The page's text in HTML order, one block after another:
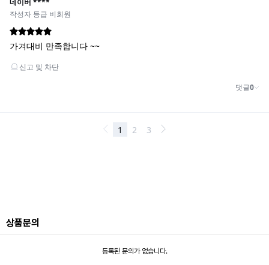
상품문의
등록된 문의가 없습니다.